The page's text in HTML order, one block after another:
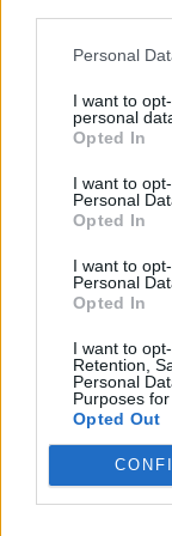
Personal
I want to
personal
Opted In
I want to
Personal
Opted In
I want to
Personal
Opted In
I want to
Retention,
Personal
Purposes
Opted Out
50
del sitio
palabra
búsquedas
atajos para
búsquedas
de las
los sitios
Anuario
lizado en
en
buscadores:
Dicho esto,
de los
Comparte
Enlace a
Enlace
Utilice el enlace